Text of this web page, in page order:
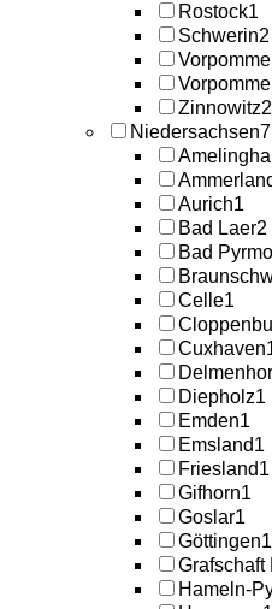
Rostock1
Schwerin2
Zinnowitz2
Niedersachsen7
Aurich1
Bad Laer2
Bad
Celle1
Cuxhaven
Diepholz1
Emden1
Emsland1
Friesland1
Gifhorn1
Goslar1
Göttingen1
Grafschaft
Hameln-